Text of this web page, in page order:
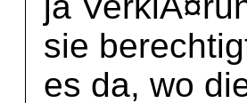
sie
es da, wo